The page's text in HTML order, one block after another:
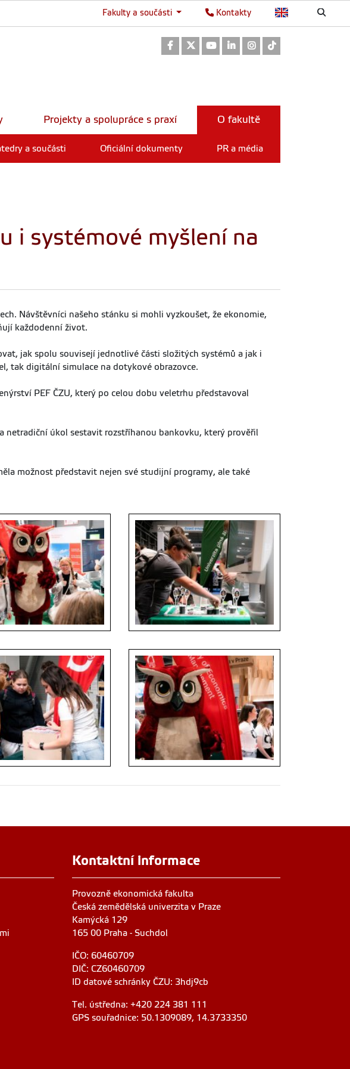
Kontakty
Fakulty a součásti
Odkaz na Facebook
Odkaz na Twitter
Odkaz na Youtube
Odkaz na LinkedIn
Odkaz na Instagram
Projekty a spolupráce s praxí O fakultě
a součásti Oficiální dokumenty PR a média
i systémové myšlení na
Návštěvníci našeho stánku si mohli vyzkoušet, že ekonomie,
každodenní život.
jak spolu souvisejí jednotlivé části složitých systémů a jak i
tak digitální simulace na dotykové obrazovce.
PEF ČZU, který po celou dobu veletrhu představoval
úkol sestavit rozstříhanou bankovku, který prověřil
možnost představit nejen své studijní programy, ale také
Kontaktní informace
Provozně ekonomická fakulta
Česká zemědělská univerzita v Praze
Kamýcká 129
165 00 Praha - Suchdol
IČO: 60460709
DIČ: CZ60460709
ID datové schránky ČZU: 3hdj9cb
Tel. ústředna: +420 224 381 111
GPS souřadnice: 50.1309089, 14.3733350